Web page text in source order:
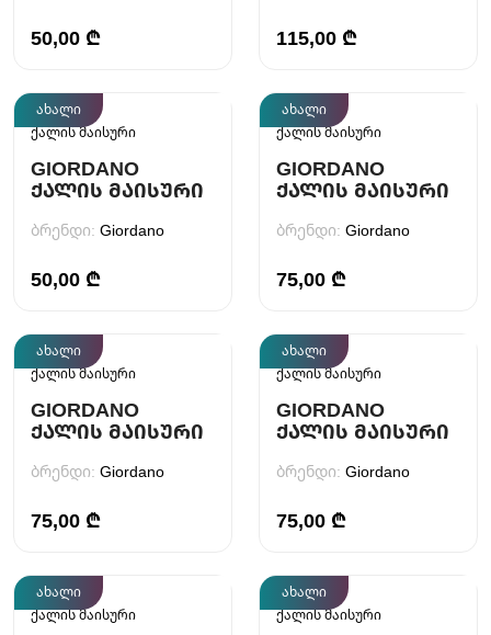
50,00 ₾ 115,00 ₾
ახალი
ქალის მაისური
GIORDANO
ᲥᲐᲚᲘᲡ ᲛᲐᲘᲡᲣᲠᲘ
ბრენდი: Giordano
50,00 ₾
ახალი
ქალის მაისური
GIORDANO
ᲥᲐᲚᲘᲡ ᲛᲐᲘᲡᲣᲠᲘ
ბრენდი: Giordano
75,00 ₾
ახალი
ქალის მაისური
GIORDANO
ᲥᲐᲚᲘᲡ ᲛᲐᲘᲡᲣᲠᲘ
ბრენდი: Giordano
75,00 ₾
ახალი
ქალის მაისური
GIORDANO
ᲥᲐᲚᲘᲡ ᲛᲐᲘᲡᲣᲠᲘ
ბრენდი: Giordano
75,00 ₾
ახალი
ქალის მაისური
ახალი
ქალის მაისური